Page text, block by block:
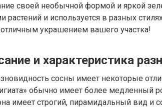
своей необычной формой и яркой
растений и используется в разных
украшением вашего участка!
и характеристика
сосны имеет некоторые
обычно имеет более медленный
имеет строгий, пирамидальный вид